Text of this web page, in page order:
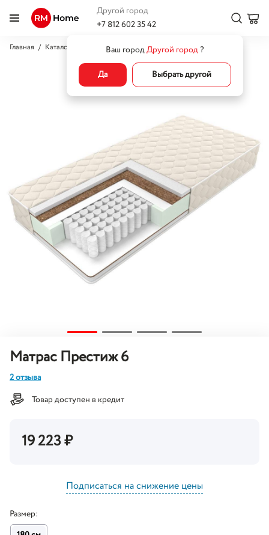
Другой город
+7 812 602 35 42
Ваш городДругой город?
Да Выбрать другой
Главная Каталог Кровати Матрасы Матрас Престиж 6
Матрас Престиж 6
2 отзыва
Товар доступен в кредит
19 223₽
Подписаться на снижение цены
Размер: